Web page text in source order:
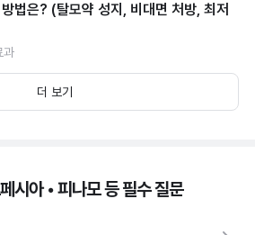
법은? (탈모약 성지, 비대면 처방, 최저
과
더 보기
시아 • 피나모 등 필수 질문